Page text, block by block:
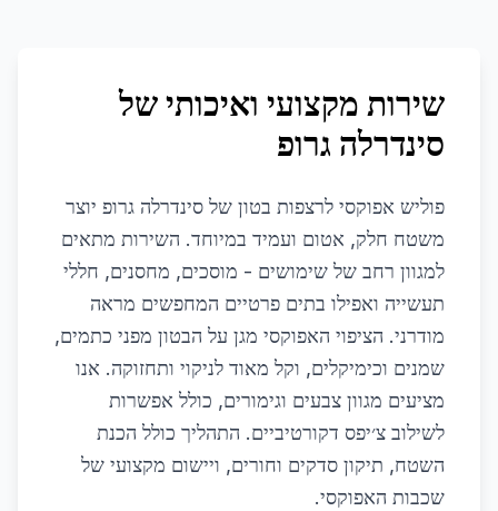
שירות מקצועי ואיכותי של
סינדרלה גרופ
פוליש אפוקסי לרצפות בטון של סינדרלה גרופ יוצר
משטח חלק, אטום ועמיד במיוחד. השירות מתאים
למגוון רחב של שימושים - מוסכים, מחסנים, חללי
תעשייה ואפילו בתים פרטיים המחפשים מראה
מודרני. הציפוי האפוקסי מגן על הבטון מפני כתמים,
שמנים וכימיקלים, וקל מאוד לניקוי ותחזוקה. אנו
מציעים מגוון צבעים וגימורים, כולל אפשרות
לשילוב צ׳יפס דקורטיביים. התהליך כולל הכנת
השטח, תיקון סדקים וחורים, ויישום מקצועי של
שכבות האפוקסי.